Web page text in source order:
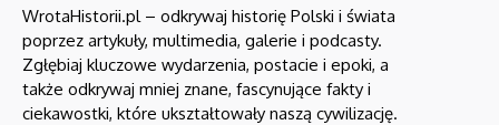
WrotaHistorii.pl – odkrywaj historię Polski i świata
poprzez artykuły, multimedia, galerie i podcasty.
Zgłębiaj kluczowe wydarzenia, postacie i epoki, a
także odkrywaj mniej znane, fascynujące fakty i
ciekawostki, które ukształtowały naszą cywilizację.